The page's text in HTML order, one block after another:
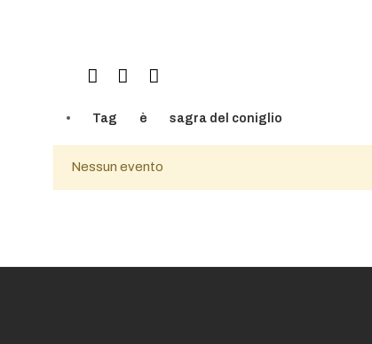
Tag è sagra del coniglio
Nessun evento